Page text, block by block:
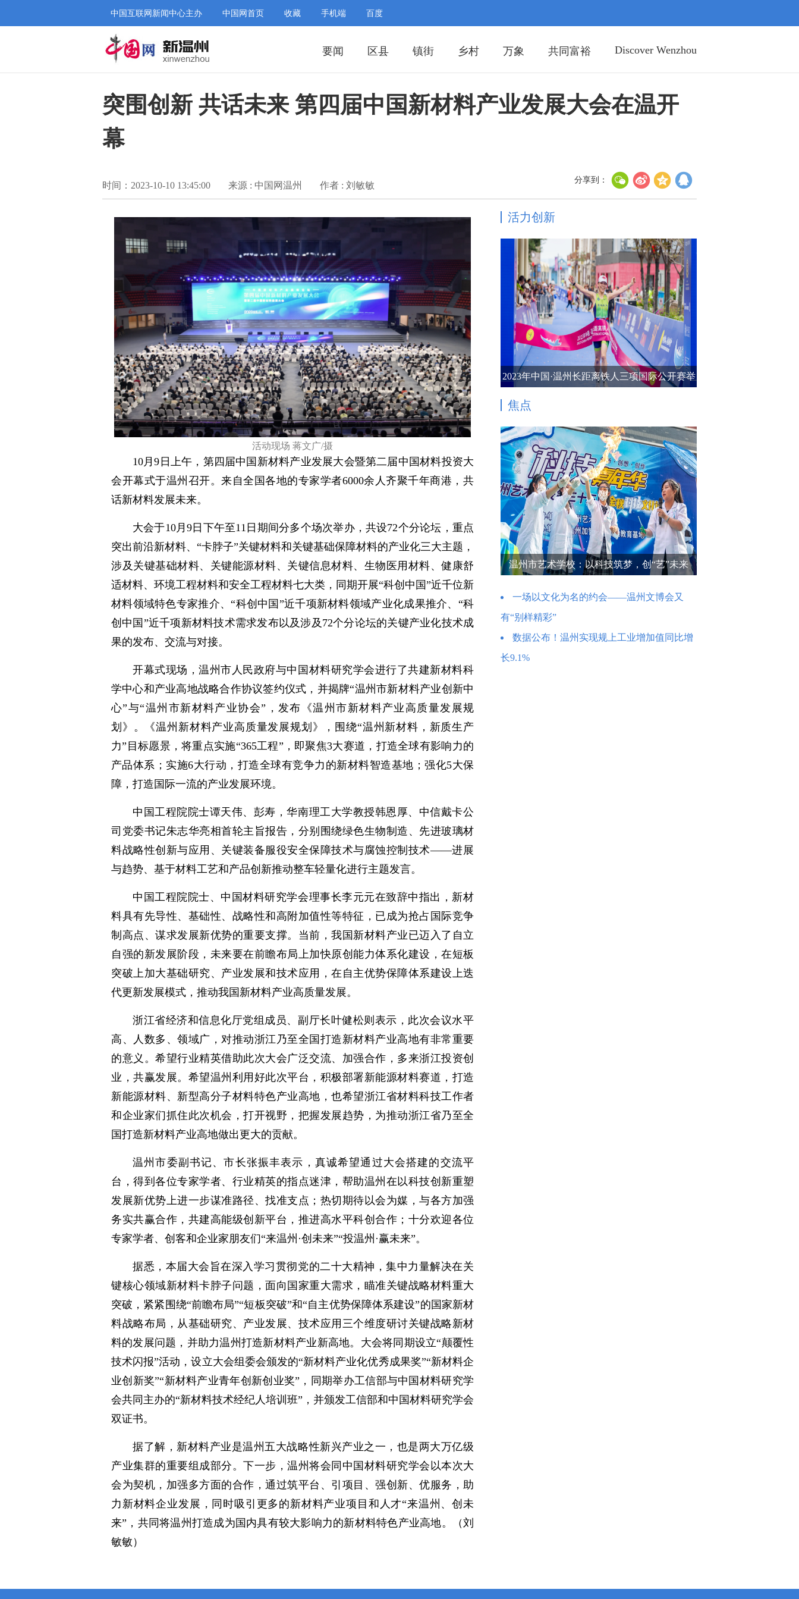
中国互联网新闻中心主办 中国网首页 收藏 手机端 百度
Discover Wenzhou
共同富裕
万象
乡村
镇街
区县
要闻
突围创新 共话未来 第四届中国新材料产业发展大会在温开
幕
时间：2023-10-10 13:45:00 来源 : 中国网温州 作者 : 刘敏敏
分享到：
活动现场 蒋文广/摄
10月9日上午，第四届中国新材料产业发展大会暨第二届中国材料投资大
会开幕式于温州召开。来自全国各地的专家学者6000余人齐聚千年商港，共
话新材料发展未来。
大会于10月9日下午至11日期间分多个场次举办，共设72个分论坛，重点
突出前沿新材料、“卡脖子”关键材料和关键基础保障材料的产业化三大主题，
涉及关键基础材料、关键能源材料、关键信息材料、生物医用材料、健康舒
适材料、环境工程材料和安全工程材料七大类，同期开展“科创中国”近千位新
材料领域特色专家推介、“科创中国”近千项新材料领域产业化成果推介、“科
创中国”近千项新材料技术需求发布以及涉及72个分论坛的关键产业化技术成
果的发布、交流与对接。
开幕式现场，温州市人民政府与中国材料研究学会进行了共建新材料科
学中心和产业高地战略合作协议签约仪式，并揭牌“温州市新材料产业创新中
心”与“温州市新材料产业协会”，发布《温州市新材料产业高质量发展规
划》。《温州新材料产业高质量发展规划》，围绕“温州新材料，新质生产
力”目标愿景，将重点实施“365工程”，即聚焦3大赛道，打造全球有影响力的
产品体系；实施6大行动，打造全球有竞争力的新材料智造基地；强化5大保
障，打造国际一流的产业发展环境。
中国工程院院士谭天伟、彭寿，华南理工大学教授韩恩厚、中信戴卡公
司党委书记朱志华亮相首轮主旨报告，分别围绕绿色生物制造、先进玻璃材
料战略性创新与应用、关键装备服役安全保障技术与腐蚀控制技术——进展
与趋势、基于材料工艺和产品创新推动整车轻量化进行主题发言。
中国工程院院士、中国材料研究学会理事长李元元在致辞中指出，新材
料具有先导性、基础性、战略性和高附加值性等特征，已成为抢占国际竞争
制高点、谋求发展新优势的重要支撑。当前，我国新材料产业已迈入了自立
自强的新发展阶段，未来要在前瞻布局上加快原创能力体系化建设，在短板
突破上加大基础研究、产业发展和技术应用，在自主优势保障体系建设上迭
代更新发展模式，推动我国新材料产业高质量发展。
浙江省经济和信息化厅党组成员、副厅长叶健松则表示，此次会议水平
高、人数多、领域广，对推动浙江乃至全国打造新材料产业高地有非常重要
的意义。希望行业精英借助此次大会广泛交流、加强合作，多来浙江投资创
业，共赢发展。希望温州利用好此次平台，积极部署新能源材料赛道，打造
新能源材料、新型高分子材料特色产业高地，也希望浙江省材料科技工作者
和企业家们抓住此次机会，打开视野，把握发展趋势，为推动浙江省乃至全
国打造新材料产业高地做出更大的贡献。
温州市委副书记、市长张振丰表示，真诚希望通过大会搭建的交流平
台，得到各位专家学者、行业精英的指点迷津，帮助温州在以科技创新重塑
发展新优势上进一步谋准路径、找准支点；热切期待以会为媒，与各方加强
务实共赢合作，共建高能级创新平台，推进高水平科创合作；十分欢迎各位
专家学者、创客和企业家朋友们“来温州·创未来”“投温州·赢未来”。
据悉，本届大会旨在深入学习贯彻党的二十大精神，集中力量解决在关
键核心领域新材料卡脖子问题，面向国家重大需求，瞄准关键战略材料重大
突破，紧紧围绕“前瞻布局”“短板突破”和“自主优势保障体系建设”的国家新材
料战略布局，从基础研究、产业发展、技术应用三个维度研讨关键战略新材
料的发展问题，并助力温州打造新材料产业新高地。大会将同期设立“颠覆性
技术闪报”活动，设立大会组委会颁发的“新材料产业化优秀成果奖”“新材料企
业创新奖”“新材料产业青年创新创业奖”，同期举办工信部与中国材料研究学
会共同主办的“新材料技术经纪人培训班”，并颁发工信部和中国材料研究学会
双证书。
据了解，新材料产业是温州五大战略性新兴产业之一，也是两大万亿级
产业集群的重要组成部分。下一步，温州将会同中国材料研究学会以本次大
会为契机，加强多方面的合作，通过筑平台、引项目、强创新、优服务，助
力新材料企业发展，同时吸引更多的新材料产业项目和人才“来温州、创未
来”，共同将温州打造成为国内具有较大影响力的新材料特色产业高地。（刘
敏敏）
活力创新
2023年中国·温州长距离铁人三项国际公开赛举
焦点
温州市艺术学校：以科技筑梦，创“艺”未来
一场以文化为名的约会——温州文博会又
有“别样精彩”
数据公布！温州实现规上工业增加值同比增
长9.1%